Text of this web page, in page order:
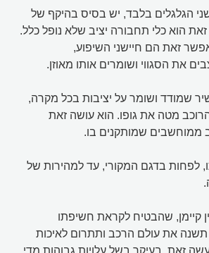
הגלגלים בלבד, יש בסיס בהיקף של
הוא כלי תחבורה יציב שלא נופל כלל.
זאת הם חיישני השיפוע,
את הסגווי ושומרים אותו מאוזן.
שמודד ושומר על יציבות בכל מקרה,
מטה את גופו. הוא עושה זאת
ממוחשבים שמותקנים בו.
לפחות בדגם המקורי, עד למהירות של
קיימן, שהבטיח לקראת חשיפתו
את עולם הרכב ותתרום לאיכות
זאת, בעיקר בשל עלויות גבוהות מדי